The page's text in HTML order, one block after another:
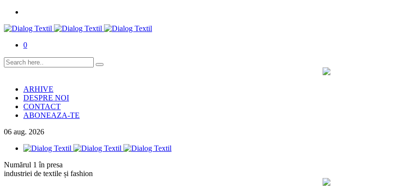
0
ARHIVE
DESPRE NOI
CONTACT
ABONEAZA-TE
06 aug. 2026
Numărul 1 în presa
industriei de textile și fashion